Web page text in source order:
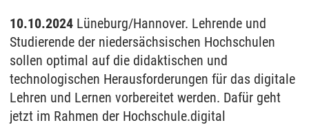
10.10.2024 Lüneburg/Hannover. Lehrende und
Studierende der niedersächsischen Hochschulen
sollen optimal auf die didaktischen und
technologischen Herausforderungen für das digitale
Lehren und Lernen vorbereitet werden. Dafür geht
jetzt im Rahmen der Hochschule.digital